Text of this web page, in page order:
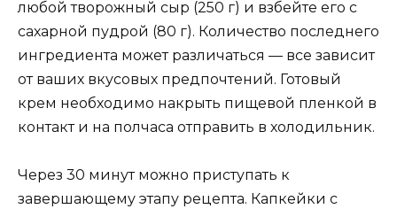
любой творожный сыр (250 г) и взбейте его с
сахарной пудрой (80 г). Количество последнего
ингредиента может различаться — все зависит
от ваших вкусовых предпочтений. Готовый
крем необходимо накрыть пищевой пленкой в
контакт и на полчаса отправить в холодильник.
Через 30 минут можно приступать к
завершающему этапу рецепта. Капкейки с